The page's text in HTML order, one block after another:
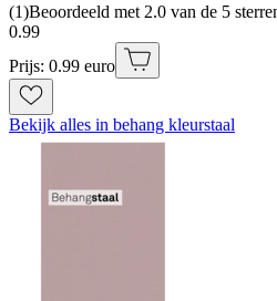
(1)Beoordeeld met 2.0 van de 5
0.99
Prijs: 0.99 euro
Bekijk alles in behang kleurstaal